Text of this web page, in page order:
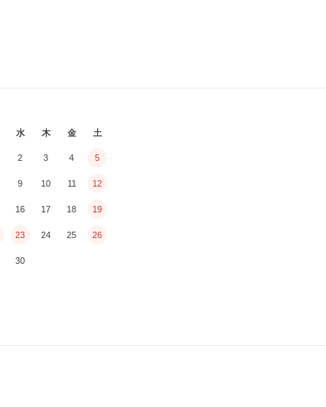
水 木 金 土
2 3 4 5
9 10 11 12
16 17 18 19
23 24 25 26
30